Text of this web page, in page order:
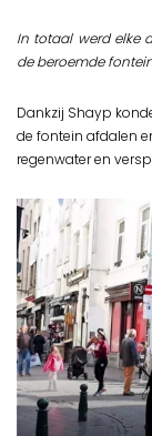
In totaal werd elke
de beroemde
Dankzij Shayp
de fontein afdalen
regenwater en